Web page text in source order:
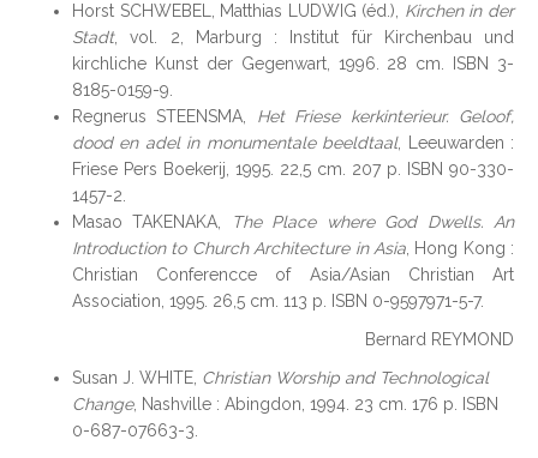
Horst SCHWEBEL, Matthias LUDWIG (éd.), Kirchen in der
Stadt, vol. 2, Marburg : Institut für Kirchenbau und
kirchliche Kunst der Gegenwart, 1996. 28 cm. ISBN 3-
8185-0159-9.
Regnerus STEENSMA, Het Friese kerkinterieur. Geloof,
dood en adel in monumentale beeldtaal, Leeuwarden :
Friese Pers Boekerij, 1995. 22,5 cm. 207 p. ISBN 90-330-
1457-2.
Masao TAKENAKA,
The Place where God Dwells. An
Introduction to Church Architecture in Asia, Hong Kong :
Christian Conferencce of Asia/Asian Christian Art
Association, 1995. 26,5 cm. 113 p. ISBN 0-9597971-5-7.
Bernard REYMOND
Susan J. WHITE, Christian Worship and Technological
Change, Nashville : Abingdon, 1994. 23 cm. 176 p. ISBN
0-687-07663-3.